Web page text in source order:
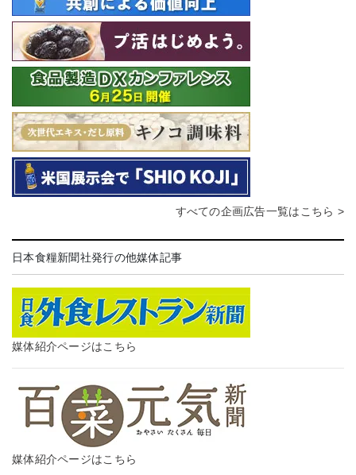
すべての企画広告一覧はこちら >
日本食糧新聞社発行の他媒体記事
媒体紹介ページはこちら
媒体紹介ページはこちら